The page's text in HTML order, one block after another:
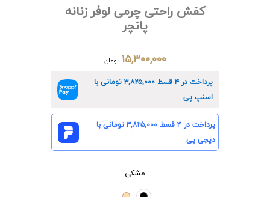
کفش راحتی چرمی لوفر زنانه
پانچر
۱۵,۳۰۰,۰۰۰ تومان
پرداخت در ۴ قسط ۳,۸۲۵,۰۰۰تومانی با
اسنپ پی
پرداخت در ۴ قسط ۳,۸۲۵,۰۰۰تومانی با
دیجی پی
مشکی